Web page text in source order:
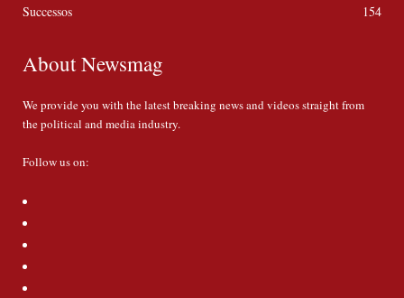
Successos
154
About Newsmag
We provide you with the latest breaking news and videos straight from
the political and media industry.
Follow us on: